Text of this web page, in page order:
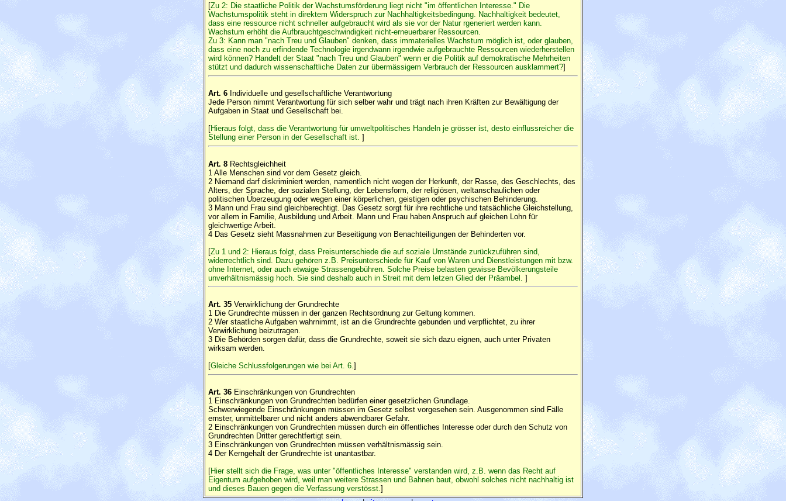
[Zu 2: Die staatliche Politik der Wachstumsförderung liegt nicht "im öffentlichen Interesse." Die
Wachstumspolitik steht in direktem Widerspruch zur Nachhaltigkeitsbedingung. Nachhaltigkeit bedeutet,
dass eine ressource nicht schneller aufgebraucht wird als sie vor der Natur rgeneriert werden kann.
Wachstum erhöht die Aufbrauchtgeschwindigkeit nicht-erneuerbarer Ressourcen.
Zu 3: Kann man "nach Treu und Glauben" denken, dass immaterielles Wachstum möglich ist, oder glauben,
dass eine noch zu erfindende Technologie irgendwann irgendwie aufgebrauchte Ressourcen wiederherstellen
wird können? Handelt der Staat "nach Treu und Glauben" wenn er die Politik auf demokratische Mehrheiten
stützt und dadurch wissenschaftliche Daten zur übermässigem Verbrauch der Ressourcen ausklammert?]
Art. 6 Individuelle und gesellschaftliche Verantwortung
Jede Person nimmt Verantwortung für sich selber wahr und trägt nach ihren Kräften zur Bewältigung der
Aufgaben in Staat und Gesellschaft bei.
[Hieraus folgt, dass die Verantwortung für umweltpolitisches Handeln je grösser ist, desto einflussreicher die
Stellung einer Person in der Gesellschaft ist. ]
Art. 8 Rechtsgleichheit
1 Alle Menschen sind vor dem Gesetz gleich.
2 Niemand darf diskriminiert werden, namentlich nicht wegen der Herkunft, der Rasse, des Geschlechts, des
Alters, der Sprache, der sozialen Stellung, der Lebensform, der religiösen, weltanschaulichen oder
politischen Überzeugung oder wegen einer körperlichen, geistigen oder psychischen Behinderung.
3 Mann und Frau sind gleichberechtigt. Das Gesetz sorgt für ihre rechtliche und tatsächliche Gleichstellung,
vor allem in Familie, Ausbildung und Arbeit. Mann und Frau haben Anspruch auf gleichen Lohn für
gleichwertige Arbeit.
4 Das Gesetz sieht Massnahmen zur Beseitigung von Benachteiligungen der Behinderten vor.
[Zu 1 und 2: Hieraus folgt, dass Preisunterschiede die auf soziale Umstände zurückzuführen sind,
widerrechtlich sind. Dazu gehören z.B. Preisunterschiede für Kauf von Waren und Dienstleistungen mit bzw.
ohne Internet, oder auch etwaige Strassengebühren. Solche Preise belasten gewisse Bevölkerungsteile
unverhältnismässig hoch. Sie sind deshalb auch in Streit mit dem letzen Glied der Präambel. ]
Art. 35 Verwirklichung der Grundrechte
1 Die Grundrechte müssen in der ganzen Rechtsordnung zur Geltung kommen.
2 Wer staatliche Aufgaben wahrnimmt, ist an die Grundrechte gebunden und verpflichtet, zu ihrer
Verwirklichung beizutragen.
3 Die Behörden sorgen dafür, dass die Grundrechte, soweit sie sich dazu eignen, auch unter Privaten
wirksam werden.
[Gleiche Schlussfolgerungen wie bei Art. 6. ]
Art. 36 Einschränkungen von Grundrechten
1 Einschränkungen von Grundrechten bedürfen einer gesetzlichen Grundlage.
Schwerwiegende Einschränkungen müssen im Gesetz selbst vorgesehen sein. Ausgenommen sind Fälle
ernster, unmittelbarer und nicht anders abwendbarer Gefahr.
2 Einschränkungen von Grundrechten müssen durch ein öffentliches Interesse oder durch den Schutz von
Grundrechten Dritter gerechtfertigt sein.
3 Einschränkungen von Grundrechten müssen verhältnismässig sein.
4 Der Kerngehalt der Grundrechte ist unantastbar.
[Hier stellt sich die Frage, was unter "öffentliches Interesse" verstanden wird, z.B. wenn das Recht auf
Eigentum aufgehoben wird, weil man weitere Strassen und Bahnen baut, obwohl solches nicht nachhaltig ist
und dieses Bauen gegen die Verfassung verstösst.]